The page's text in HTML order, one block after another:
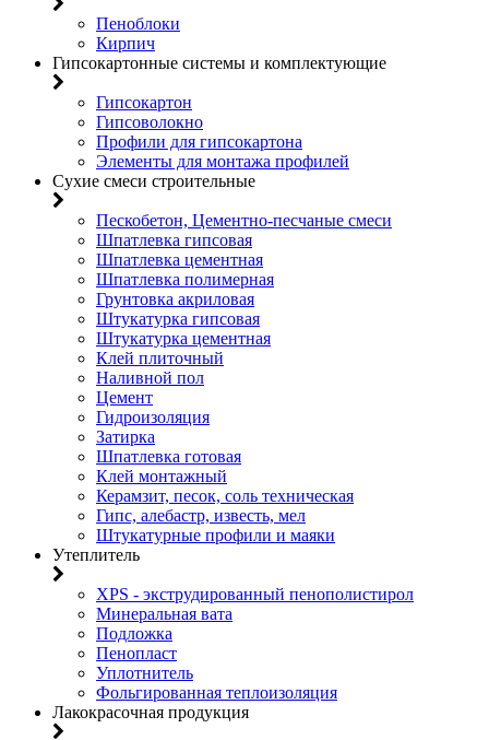
Пеноблоки
Кирпич
Гипсокартонные системы и комплектующие
Гипсокартон
Гипсоволокно
Профили для гипсокартона
Элементы для монтажа профилей
Сухие смеси строительные
Пескобетон, Цементно-песчаные смеси
Шпатлевка гипсовая
Шпатлевка цементная
Шпатлевка полимерная
Грунтовка акриловая
Штукатурка гипсовая
Штукатурка цементная
Клей плиточный
Наливной пол
Цемент
Гидроизоляция
Затирка
Шпатлевка готовая
Клей монтажный
Керамзит, песок, соль техническая
Гипс, алебастр, известь, мел
Штукатурные профили и маяки
Утеплитель
XPS - экструдированный пенополистирол
Минеральная вата
Подложка
Пенопласт
Уплотнитель
Фольгированная теплоизоляция
Лакокрасочная продукция